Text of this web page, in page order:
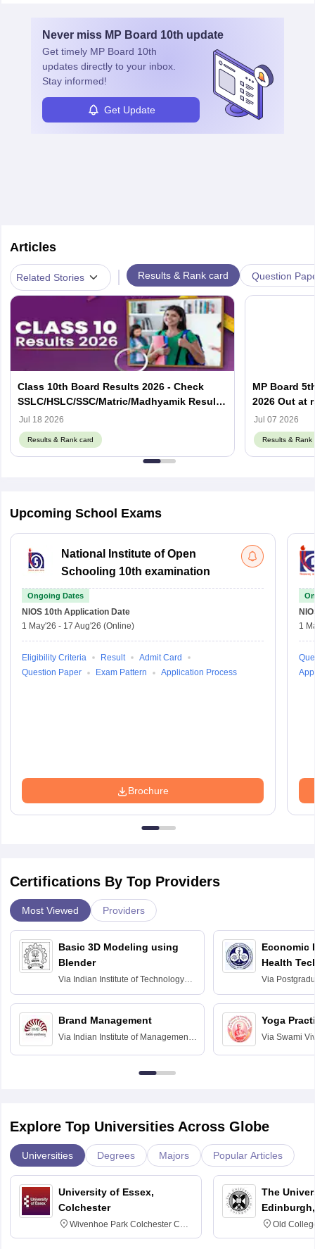
Never miss MP Board 10th update
Get timely MP Board 10th
updates directly to your inbox.
Stay informed!
Get Update
Articles
Related Stories | Results & Rank card Question
Class 10th Board Results 2026 - Check
SSLC/HSLC/SSC/Matric/Madhyamik Result
Link Here
Jul 18 2026
Results & Rank card
MP Board
2026 Out at
Card Here
Jul 07 2026
Results & Rank
Upcoming School Exams
National Institute of Open
Schooling 10th examination
Ongoing Dates
NIOS 10th Application Date
1 May'26 - 17 Aug'26 (Online)
Eligibility Criteria Result
Admit Card
Question Paper
Exam Pattern Application Process
Brochure
1
Certifications By Top Providers
Most Viewed Providers
Basic 3D Modeling using
Blender
Via Indian Institute of Technology
Bombay
Brand Management
Via Indian Institute of Management
Economic
Health
Via
Education
Chandigarh
Yoga
Via Swami
Explore Top Universities Across Globe
Universities Degrees Majors Popular Articles
University of Essex,
Colchester
Wivenhoe Park Colchester CO4
3SQ
The
Old